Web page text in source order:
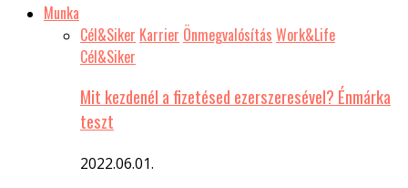
Munka
Cél&Siker Karrier Önmegvalósítás Work&Life
Cél&Siker
Mit kezdenél a fizetésed ezerszeresével? Énmárka
teszt
2022.06.01.